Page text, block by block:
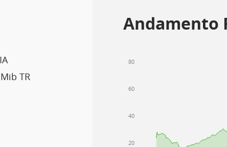
TR
Andamento
20
40
60
80